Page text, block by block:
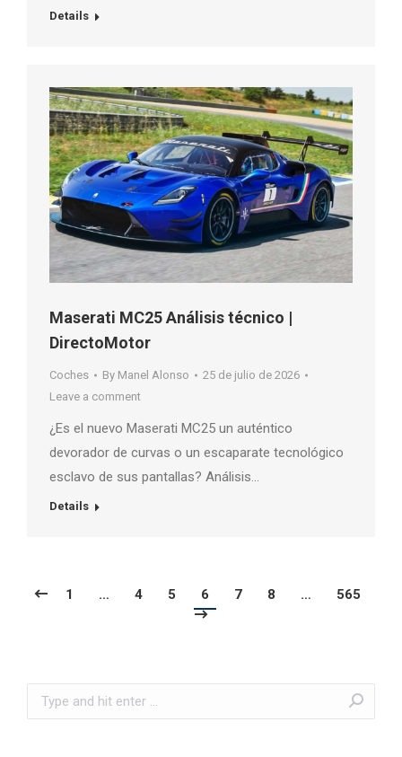
Details
Maserati MC25 Análisis técnico |
DirectoMotor
Coches By Manel Alonso
25 de julio de 2026
Leave a comment
¿Es el nuevo Maserati MC25 un auténtico
devorador de curvas o un escaparate tecnológico
esclavo de sus pantallas? Análisis…
Details
1 … 4 5 6 7 8 … 565
Search: